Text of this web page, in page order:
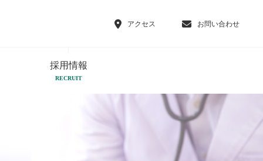
アクセス お問い合わせ
採用情報
RECRUIT